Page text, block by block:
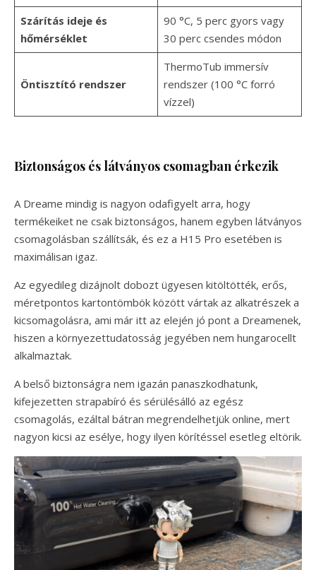
Szárítás ideje és
hőmérséklet
90 °C, 5 perc gyors vagy
30 perc csendes módon
Öntisztító rendszer
ThermoTub immersív
rendszer (100 °C forró
vízzel)
Biztonságos és látványos csomagban érkezik
A Dreame mindig is nagyon odafigyelt arra, hogy
termékeiket ne csak biztonságos, hanem egyben látványos
csomagolásban szállítsák, és ez a H15 Pro esetében is
maximálisan igaz.
Az egyedileg dizájnolt dobozt ügyesen kitöltötték, erős,
méretpontos kartontömbök között vártak az alkatrészek a
kicsomagolásra, ami már itt az elején jó pont a Dreamenek,
hiszen a környezettudatosság jegyében nem hungarocellt
alkalmaztak.
A belső biztonságra nem igazán panaszkodhatunk,
kifejezetten strapabíró és sérülésálló az egész
csomagolás, ezáltal bátran megrendelhetjük online, mert
nagyon kicsi az esélye, hogy ilyen körítéssel esetleg eltörik.